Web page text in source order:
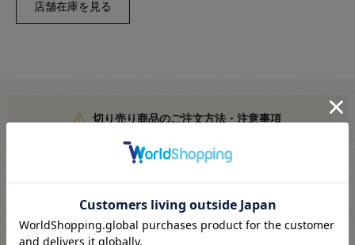
切り売り商品のご注文方法・注意事項
こちらより必ずご確認ください
メール便対応商品です※利用条件あり